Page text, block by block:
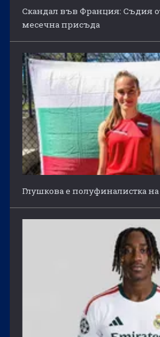
Скандал във Франция: Съдия
месечна присъда
Глушкова е полуфиналистка